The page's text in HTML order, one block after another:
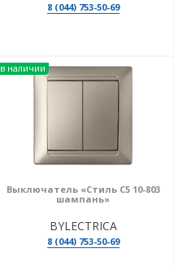
8 (044) 753-50-69
в наличии
Выключатель «Стиль С5 10-803
шампань»
BYLECTRICA
8 (044) 753-50-69